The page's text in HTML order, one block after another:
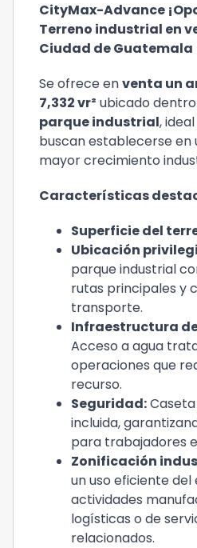
CityMax-Advance
Terreno industrial en
Ciudad de Guatemala
Se ofrece enventa un
7,332 vr² ubicado
parque industrial,
buscan establecerse en
mayor crecimiento
Características
Superficie del
Ubicación
parque industrial
rutas principales y
transporte.
Infraestructura
Acceso a agua
operaciones que
recurso.
Seguridad:
incluida,
para trabajadores
Zonificación
un uso eficiente
actividades
logísticas o de
relacionados.